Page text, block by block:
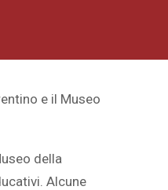
e il Museo
della
Alcune